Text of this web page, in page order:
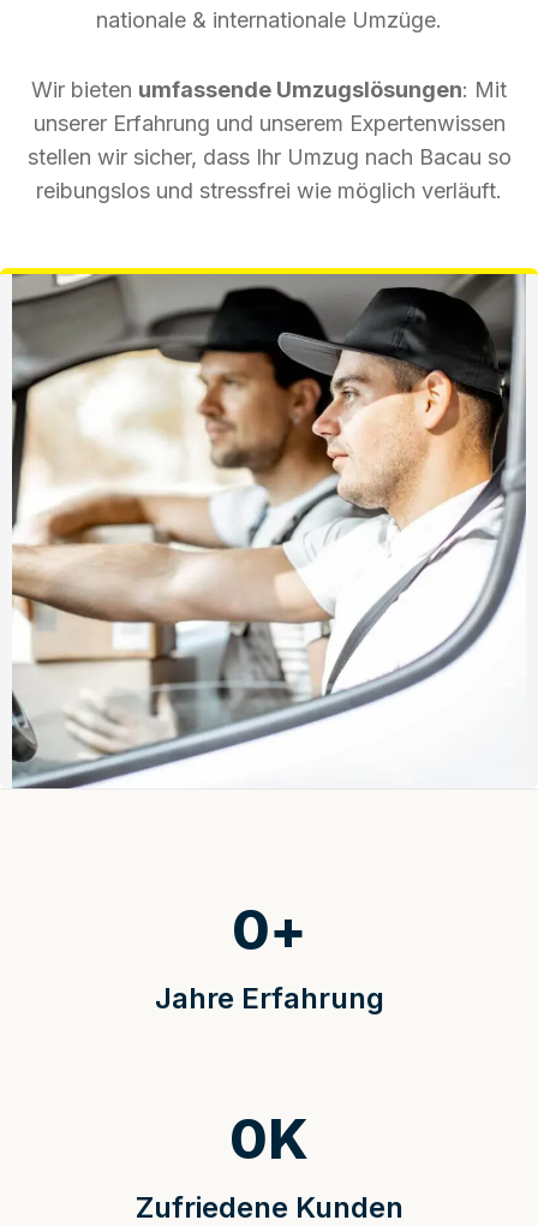
nationale & internationale Umzüge.
Wir bieten umfassende Umzugslösungen: Mit
unserer Erfahrung und unserem Expertenwissen
stellen wir sicher, dass Ihr Umzug nach Bacau so
reibungslos und stressfrei wie möglich verläuft.
Jahre Erfahrung
0+
Zufriedene Kunden
0K